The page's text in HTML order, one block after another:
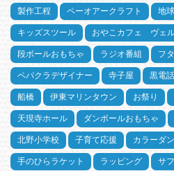
製作工程 ペーオアークラフト 地
キッズスツール おやこカフェ ヴェ
段ボールおもちゃ ラジオ番組 フ
ペパクラデザイナー 寺子屋 黒電話
船橋 伊東マリンタウン お祭り
天現寺ホール ダンボールおもちゃ
北野小学校 子育て応援 カラーダ
手のひらラケット ラッピング サ